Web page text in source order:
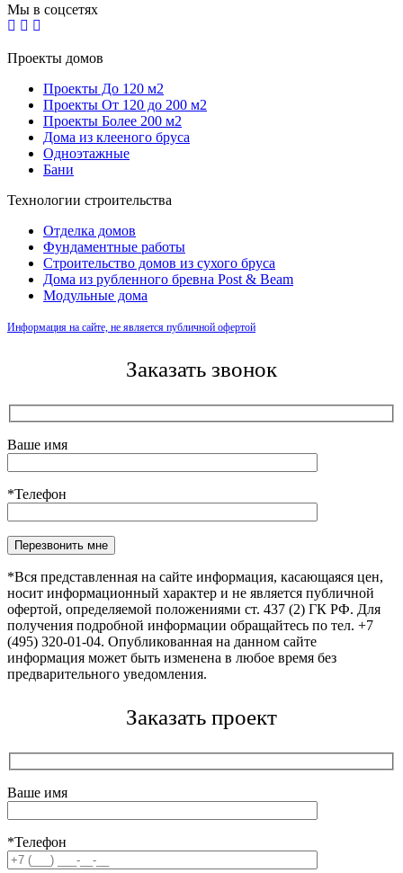
Мы в соцсетях
Проекты домов
Проекты До 120 м2
Проекты От 120 до 200 м2
Проекты Более 200 м2
Дома из клееного бруса
Одноэтажные
Бани
Технологии строительства
Отделка домов
Фундаментные работы
Строительство домов из сухого бруса
Дома из рубленного бревна Post & Beam
Модульные дома
Информация на сайте, не является публичной офертой
Заказать звонок
Ваше имя
*Телефон
Оставьте это поле пустым.
*Вся представленная на сайте информация, касающаяся цен,
носит информационный характер и не является публичной
офертой, определяемой положениями ст. 437 (2) ГК РФ. Для
получения подробной информации обращайтесь по тел. +7
(495) 320-01-04. Опубликованная на данном сайте
информация может быть изменена в любое время без
предварительного уведомления.
Заказать проект
Ваше имя
*Телефон